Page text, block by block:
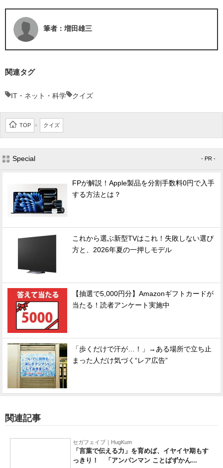
筆者：増田雄三
関連タグ
IT・ネット・科学 クイズ
TOP > クイズ
Special - PR -
FPが解説！Apple製品を分割手数料0円で入手
する方法とは？
これから選ぶ新型TVはこれ！失敗しない選び
方と、2026年夏の一押しモデル
【抽選で5,000円分】Amazonギフトカードが
当たる！読者アンケート実施中
「歩くだけで汗が…！」→ある場所で立ち止
まった人だけ気づく“レア広告”
関連記事
セガフェイブ｜HugKum
「言葉で伝える力」を育めば、イヤイヤ期もす
っきり！ 「アンパンマン ことばずかん...